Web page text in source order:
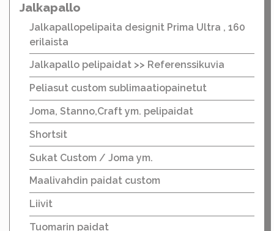
Jalkapallo
Jalkapallopelipaita designit Prima Ultra , 160
erilaista
Jalkapallo pelipaidat >> Referenssikuvia
Peliasut custom sublimaatiopainetut
Joma, Stanno,Craft ym. pelipaidat
Shortsit
Sukat Custom / Joma ym.
Maalivahdin paidat custom
Liivit
Tuomarin paidat